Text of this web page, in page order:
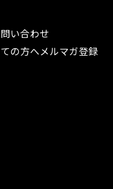
い合わせ
の方へメルマガ登録